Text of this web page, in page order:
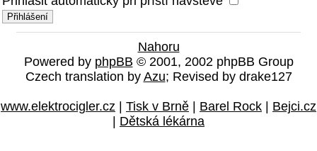
Nahoru
Powered by phpBB © 2001, 2002 phpBB Group
Czech translation by Azu; Revised by drake127
www.elektrocigler.cz | Tisk v Brně | Barel Rock | Bejci.cz
| Dětská lékárna